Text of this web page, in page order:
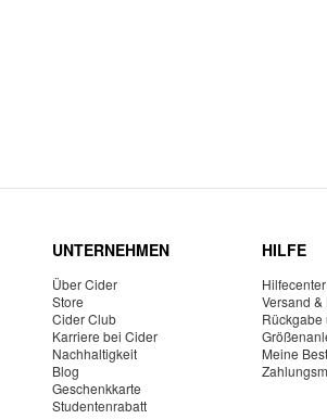
UNTERNEHMEN
Über Cider
Store
Cider Club
Karriere bei Cider
Nachhaltigkeit
Blog
Geschenkkarte
Studentenrabatt
HILFE
Hilfecenter
Versand
Rückgabe
Meine